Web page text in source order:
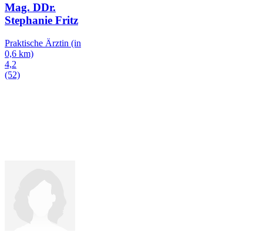
Mag. DDr.
Stephanie Fritz
Praktische Ärztin (in
0,6 km)
4,2
(52)